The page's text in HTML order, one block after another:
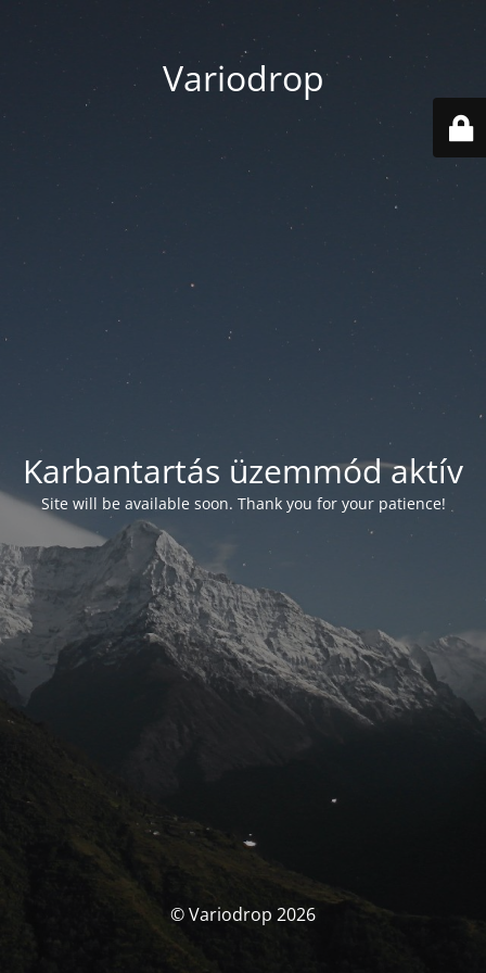
Variodrop
Karbantartás üzemmód aktív
Site will be available soon. Thank you for your patience!
© Variodrop 2026